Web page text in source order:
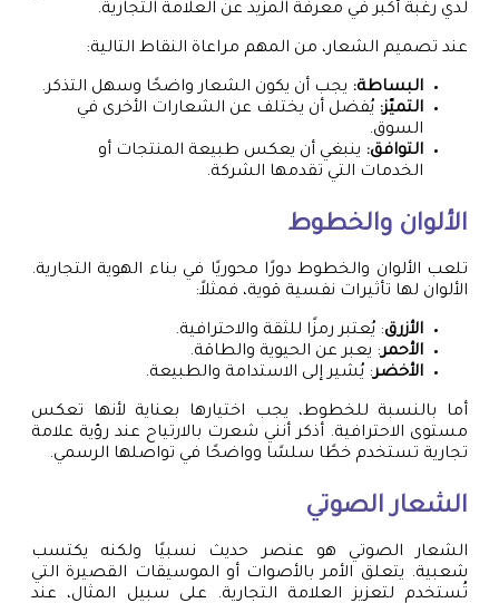
لدي رغبة أكبر في معرفة المزيد عن العلامة التجارية.
عند تصميم الشعار، من المهم مراعاة النقاط التالية:
البساطة: يجب أن يكون الشعار واضحًا وسهل التذكر.
التميّز: يُفضل أن يختلف عن الشعارات الأخرى في
السوق.
التوافق: ينبغي أن يعكس طبيعة المنتجات أو
الخدمات التي تقدمها الشركة.
الألوان والخطوط
تلعب الألوان والخطوط دورًا محوريًا في بناء الهوية التجارية.
الألوان لها تأثيرات نفسية قوية، فمثلاً:
الأزرق: يُعتبر رمزًا للثقة والاحترافية.
الأحمر: يعبر عن الحيوية والطاقة.
الأخضر: يُشير إلى الاستدامة والطبيعة.
أما بالنسبة للخطوط، يجب اختيارها بعناية لأنها تعكس
مستوى الاحترافية. أذكر أنني شعرت بالارتياح عند رؤية علامة
تجارية تستخدم خطًا سلسًا وواضحًا في تواصلها الرسمي.
الشعار الصوتي
الشعار الصوتي هو عنصر حديث نسبيًا ولكنه يكتسب
شعبية. يتعلق الأمر بالأصوات أو الموسيقات القصيرة التي
تُستخدم لتعزيز العلامة التجارية. على سبيل المثال، عند